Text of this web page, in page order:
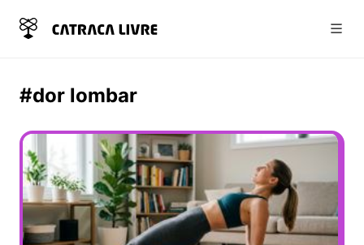
#dor lombar